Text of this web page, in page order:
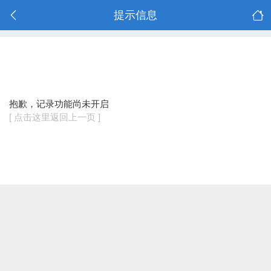
提示信息
抱歉，记录功能尚未开启
[ 点击这里返回上一页 ]